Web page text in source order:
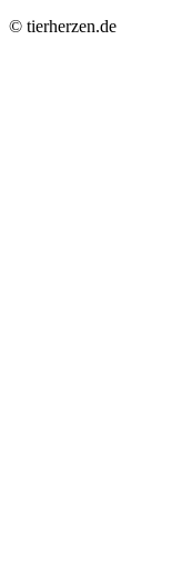
© tierherzen.de